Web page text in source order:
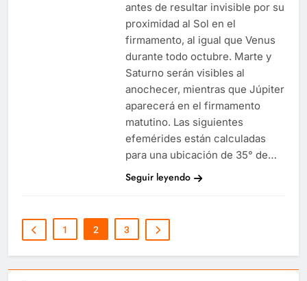
antes de resultar invisible por su
proximidad al Sol en el
firmamento, al igual que Venus
durante todo octubre. Marte y
Saturno serán visibles al
anochecer, mientras que Júpiter
aparecerá en el firmamento
matutino. Las siguientes
efemérides están calculadas
para una ubicación de 35° de…
Seguir leyendo
1 2 3